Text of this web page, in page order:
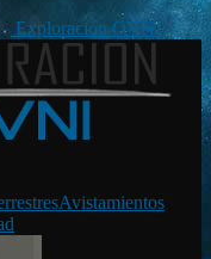
Exploración OVNI
Avistamientos